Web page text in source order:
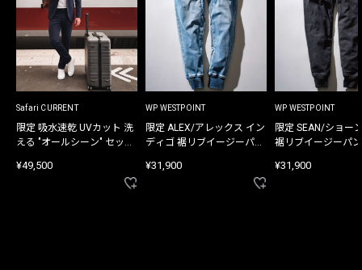
Safari CURRENT
限定 吸水速乾 UVカット 洗
える "オールシーン" セット
¥49,500
WP WESTPOINT
限定 ALEX/アレックス イン
ディゴ 裾リブイージーパン
¥31,900
WP WESTPOINT
限定 SEAN/ショー
裾リブイージーパ
¥31,900